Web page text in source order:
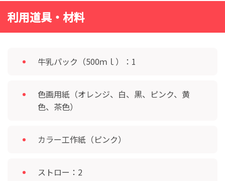
利用道具・材料
牛乳パック（500ｍｌ）：1
色画用紙（オレンジ、白、黒、ピンク、黄
色、茶色）
カラー工作紙（ピンク）
ストロー：2